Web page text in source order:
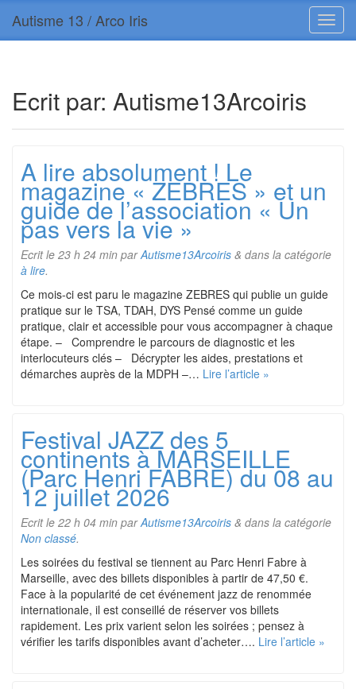
Autisme 13 / Arco Iris
Ecrit par: Autisme13Arcoiris
A lire absolument ! Le
magazine « ZEBRES » et un
guide de l’association « Un
pas vers la vie »
Ecrit le 23 h 24 min parAutisme13Arcoiris & dans la catégorie
à lire.
Ce mois-ci est paru le magazine ZEBRES qui publie un guide
pratique sur le TSA, TDAH, DYS Pensé comme un guide
pratique, clair et accessible pour vous accompagner à chaque
étape. – Comprendre le parcours de diagnostic et les
interlocuteurs clés – Décrypter les aides, prestations et
démarches auprès de la MDPH –… Lire l’article »
Festival JAZZ des 5
continents à MARSEILLE
(Parc Henri FABRE) du 08 au
12 juillet 2026
Ecrit le 22 h 04 min parAutisme13Arcoiris & dans la catégorie
Non classé.
Les soirées du festival se tiennent au Parc Henri Fabre à
Marseille, avec des billets disponibles à partir de 47,50 €.
Face à la popularité de cet événement jazz de renommée
internationale, il est conseillé de réserver vos billets
rapidement. Les prix varient selon les soirées ; pensez à
vérifier les tarifs disponibles avant d’acheter…. Lire l’article »